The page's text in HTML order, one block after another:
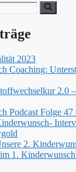
2023
Coaching:
2.0
Podcast Folge
2.
1.